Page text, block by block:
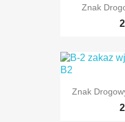
Znak
Znak